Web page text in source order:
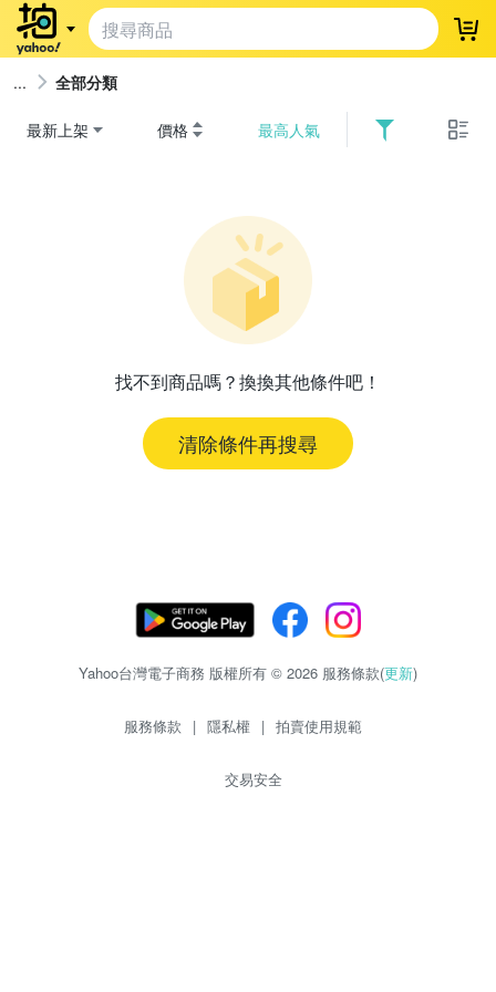
登
全部分類
最新上架 價格 最高人氣
找不到商品嗎？換換其他條件吧！
清除條件再搜尋
Yahoo台灣電子商務 版權所有 © 2026 服務條款(更新)
服務條款 | 隱私權 | 拍賣使用規範
交易安全